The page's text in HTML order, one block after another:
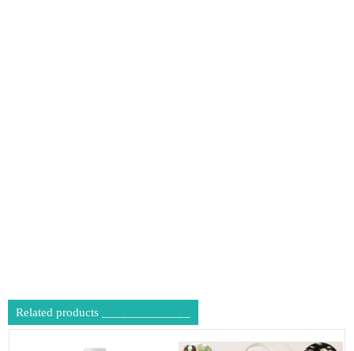
Related products ______________